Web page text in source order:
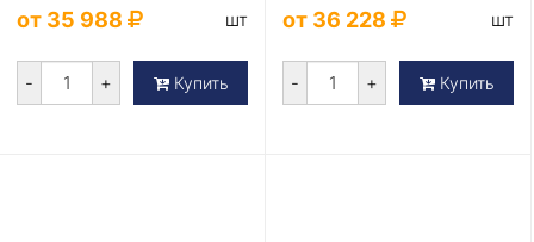
от 35 988 шт
- + Купить
от 36 228 шт
- + Купить